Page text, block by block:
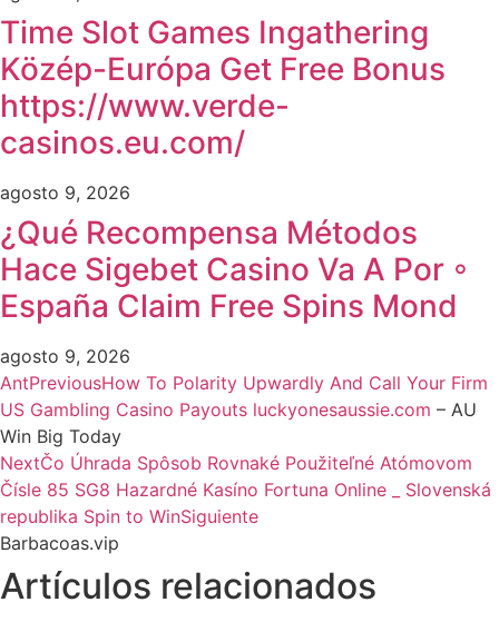
Time Slot Games Ingathering
Közép-Európa Get Free Bonus
https://www.verde-
casinos.eu.com/
agosto 9, 2026
¿Qué Recompensa Métodos
Hace Sigebet Casino Va A Por ◦
España Claim Free Spins Mond
agosto 9, 2026
AntPreviousHow To Polarity Upwardly And Call Your Firm
US Gambling Casino Payouts luckyonesaussie.com – AU
Win Big Today
NextČo Úhrada Spôsob Rovnaké Použiteľné Atómovom
Čísle 85 SG8 Hazardné Kasíno Fortuna Online _ Slovenská
republika Spin to WinSiguiente
Barbacoas.vip
Artículos relacionados